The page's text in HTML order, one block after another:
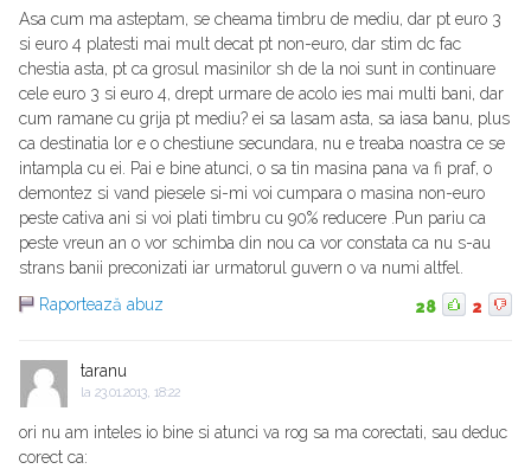
Asa cum ma asteptam, se cheama timbru de mediu, dar pt euro 3
si euro 4 platesti mai mult decat pt non-euro, dar stim dc fac
chestia asta, pt ca grosul masinilor sh de la noi sunt in continuare
cele euro 3 si euro 4, drept urmare de acolo ies mai multi bani, dar
cum ramane cu grija pt mediu? ei sa lasam asta, sa iasa banu, plus
ca destinatia lor e o chestiune secundara, nu e treaba noastra ce se
intampla cu ei. Pai e bine atunci, o sa tin masina pana va fi praf, o
demontez si vand piesele si-mi voi cumpara o masina non-euro
peste cativa ani si voi plati timbru cu 90% reducere .Pun pariu ca
peste vreun an o vor schimba din nou ca vor constata ca nu s-au
strans banii preconizati iar urmatorul guvern o va numi altfel.
Raportează abuz
28 2
taranu
la 23.01.2013, 18:22
ori nu am inteles io bine si atunci va rog sa ma corectati, sau deduc
corect ca: